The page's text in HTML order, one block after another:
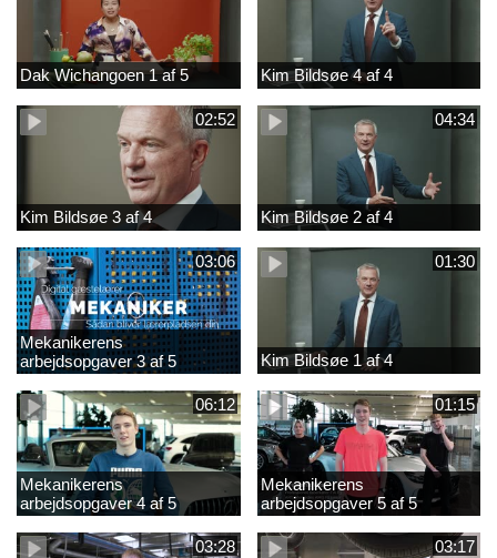
Dak Wichangoen 1 af 5 Kim Bildsøe 4 af 4
02:52
Kim Bildsøe 3 af 4
04:34
Kim Bildsøe 2 af 4
03:06
Mekanikerens
arbejdsopgaver 3 af 5
(lærepladssøgning)
01:30
Kim Bildsøe 1 af 4
06:12
Mekanikerens
arbejdsopgaver 4 af 5
(Frederik Vesti)
01:15
Mekanikerens
arbejdsopgaver 5 af 5
(Frederik Vesti)
03:28
03:17